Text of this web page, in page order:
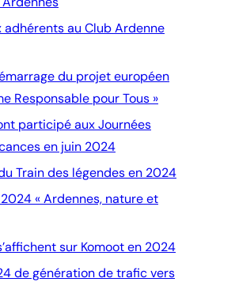
adhérents au Club Ardenne
du projet européen
Responsable pour Tous »
participé aux Journées
en juin 2024
Train des légendes en 2024
« Ardennes, nature et
sur Komoot en 2024
de génération de trafic vers